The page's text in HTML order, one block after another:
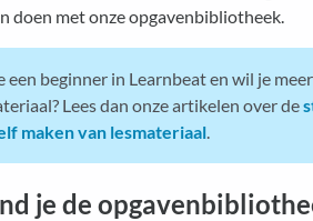
doen met onze opgavenbibliotheek.
een beginner in Learnbeat en wil je
Lees dan onze artikelen over de
maken van lesmateriaal.
je de